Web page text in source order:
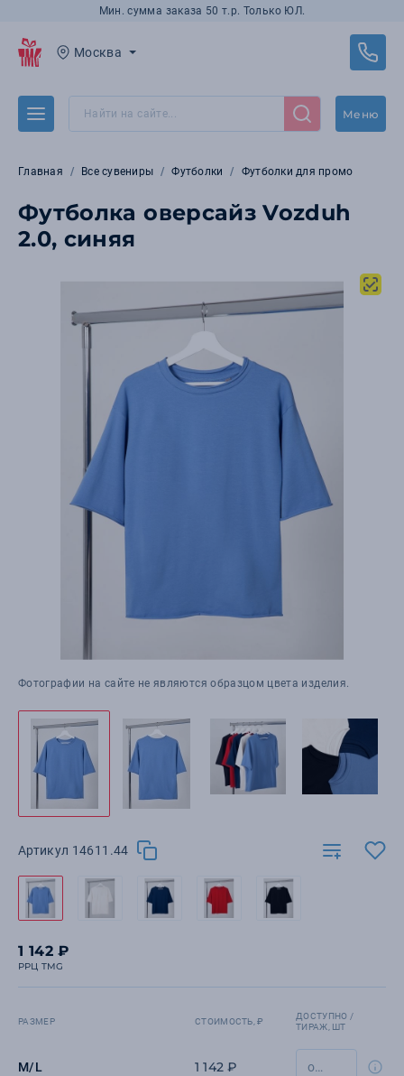
Мин. сумма заказа 50 т.р. Только ЮЛ.
Москва
Меню
Главная Все сувениры Футболки Футболки для промо
Футболка оверсайз Vozduh
2.0, синяя
Фотографии на сайте не являются образцом цвета изделия.
Артикул 14611.44
1 142 ₽
РРЦ TMG
РАЗМЕР СТОИМОСТЬ, ₽
ДОСТУПНО /
ТИРАЖ, ШТ
M/L 1 142 ₽